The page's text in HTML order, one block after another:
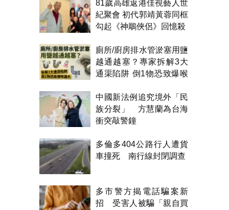
81歲高雄返港佳視藝人世
紀聚會 初代郭靖黃蓉同框
勾起《神鵰俠侶》回憶殺
廁所/廚房排水管淤塞用鹽
越通越塞？專家拆解3大
通渠陷阱 倒1物恐致爆喉
中國新法例追究境外「民
族分裂」 方慧蘭為台海
衝突敲警鐘
多倫多404公路行人遭貨
車撞死 南行線封閉調查
多市警方揭電話騙案新
招 受害人被騙「親自買